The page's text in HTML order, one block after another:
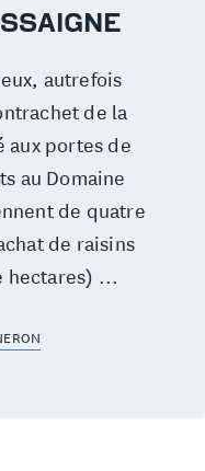
autrefois
de la
aux portes de
au Domaine
de quatre
de raisins
hectares) ...